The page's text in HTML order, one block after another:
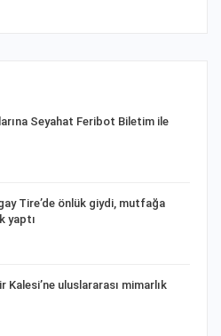
Seyahat Feribot Biletim ile
Tire’de önlük giydi, mutfağa
yaptı
Kalesi’ne uluslararası mimarlık